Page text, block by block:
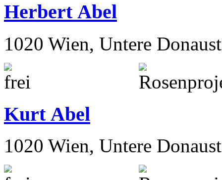
Herbert Abel
1020 Wien, Untere
Kurt Abel
1020 Wien, Untere